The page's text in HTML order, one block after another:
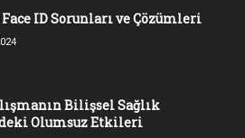
ID Sorunları ve Çözümleri
Bilişsel Sağlık
Olumsuz Etkileri